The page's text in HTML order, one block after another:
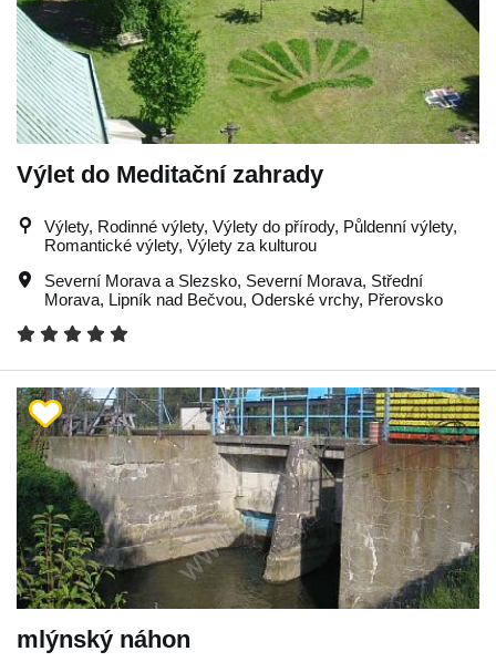
Výlet do Meditační zahrady
Výlety, Rodinné výlety, Výlety do přírody, Půldenní výlety,
Romantické výlety, Výlety za kulturou
Severní Morava a Slezsko, Severní Morava, Střední
Morava, Lipník nad Bečvou, Oderské vrchy, Přerovsko
mlýnský náhon